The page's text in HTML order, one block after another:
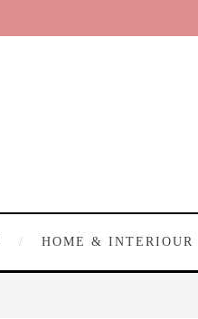
HOME & INTERIOUR